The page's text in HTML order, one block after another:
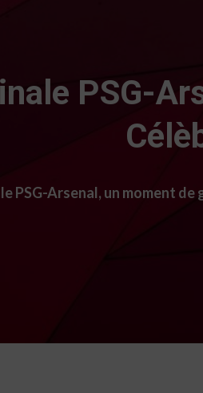
PSG-
PSG-Arsenal, un moment